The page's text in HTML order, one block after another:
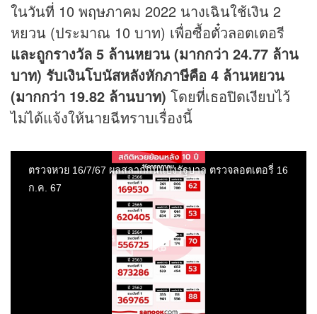
ในวันที่ 10 พฤษภาคม 2022 นางเฉินใช้เงิน 2
หยวน (ประมาณ 10 บาท) เพื่อซื้อตั๋วลอตเตอรี
และถูกรางวัล 5 ล้านหยวน (มากกว่า 24.77 ล้าน
บาท) รับเงินโบนัสหลังหักภาษีคือ 4 ล้านหยวน
(มากกว่า 19.82 ล้านบาท) โดยที่เธอปิดเงียบไว้
ไม่ได้แจ้งให้นายฉีทราบเรื่องนี้